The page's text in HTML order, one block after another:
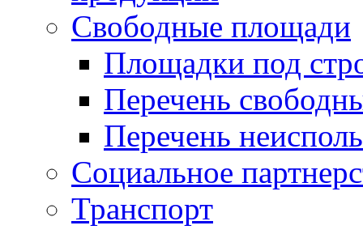
Свободные площади
Площадки под
Перечень
Перечень
Социальное
Транспорт